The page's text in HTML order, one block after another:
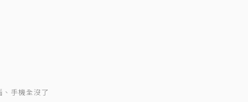
手機全沒了